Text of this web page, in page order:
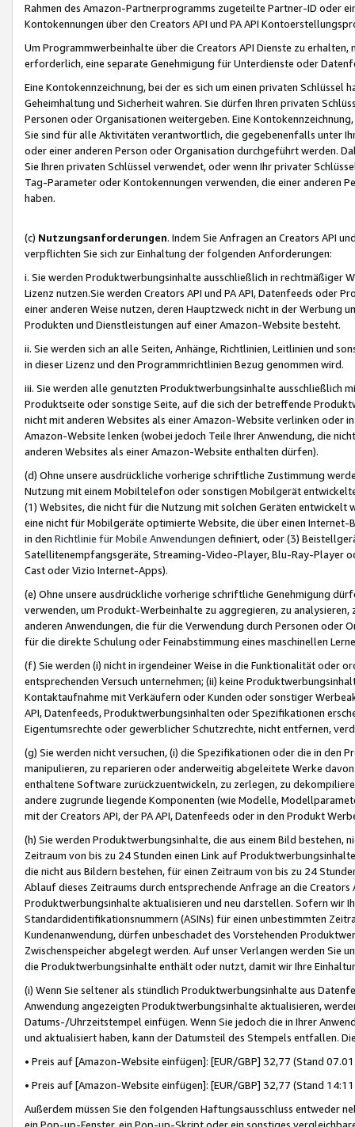
Rahmen des Amazon-Partnerprogramms zugeteilte Partner-ID oder
Kontokennungen über den Creators API und PA API
Um Programmwerbeinhalte über die Creators API Dienste zu
erforderlich, eine separate Genehmigung für Unterdienste oder
Eine Kontokennzeichnung, bei der es sich um einen privaten
Geheimhaltung und Sicherheit wahren. Sie dürfen Ihren privaten
Personen oder Organisationen weitergeben. Eine
Sie sind für alle Aktivitäten verantwortlich, die gegebenenfalls unter
oder einer anderen Person oder Organisation durchgeführt werden.
Sie Ihren privaten Schlüssel verwendet, oder wenn Ihr privater
Tag-Parameter oder Kontokennungen verwenden, die einer anderen
haben.
(c) Nutzungsanforderungen. Indem Sie Anfragen an Creators API
verpflichten Sie sich zur Einhaltung der folgenden Anforderungen:
i. Sie werden Produktwerbungsinhalte ausschließlich in rechtmäßiger
Lizenz nutzen.Sie werden Creators API und PA API, Datenfeeds oder
einer anderen Weise nutzen, deren Hauptzweck nicht in der Werbung
Produkten und Dienstleistungen auf einer Amazon-Website besteht.
ii. Sie werden sich an alle Seiten, Anhänge, Richtlinien, Leitlinien und
in dieser Lizenz und den Programmrichtlinien Bezug genommen wird.
iii. Sie werden alle genutzten Produktwerbungsinhalte ausschließlich
Produktseite oder sonstige Seite, auf die sich der betreffende
nicht mit anderen Websites als einer Amazon-Website verlinken oder
Amazon-Website lenken (wobei jedoch Teile Ihrer Anwendung, die
anderen Websites als einer Amazon-Website enthalten dürfen).
(d) Ohne unsere ausdrückliche vorherige schriftliche Zustimmung
Nutzung mit einem Mobiltelefon oder sonstigen Mobilgerät
(1) Websites, die nicht für die Nutzung mit solchen Geräten
eine nicht für Mobilgeräte optimierte Website, die über einen
in den Richtlinie für Mobile Anwendungen definiert, oder (3)
Satellitenempfangsgeräte, Streaming-Video-Player, Blu-Ray-Player
Cast oder Vizio Internet-Apps).
(e) Ohne unsere ausdrückliche vorherige schriftliche Genehmigung
verwenden, um Produkt-Werbeinhalte zu aggregieren, zu
anderen Anwendungen, die für die Verwendung durch Personen
für die direkte Schulung oder Feinabstimmung eines maschinellen
(f) Sie werden (i) nicht in irgendeiner Weise in die Funktionalität oder
entsprechenden Versuch unternehmen; (ii) keine
Kontaktaufnahme mit Verkäufern oder Kunden oder sonstiger
API, Datenfeeds, Produktwerbungsinhalten oder Spezifikationen
Eigentumsrechte oder gewerblicher Schutzrechte, nicht entfernen,
(g) Sie werden nicht versuchen, (i) die Spezifikationen oder die in
manipulieren, zu reparieren oder anderweitig abgeleitete Werke
enthaltene Software zurückzuentwickeln, zu zerlegen, zu
andere zugrunde liegende Komponenten (wie Modelle,
mit der Creators API, der PA API, Datenfeeds oder in den Produkt
(h) Sie werden Produktwerbungsinhalte, die aus einem Bild bestehen,
Zeitraum von bis zu 24 Stunden einen Link auf
die nicht aus Bildern bestehen, für einen Zeitraum von bis zu 24
Ablauf dieses Zeitraums durch entsprechende Anfrage an die
Produktwerbungsinhalte aktualisieren und neu darstellen. Sofern wir
Standardidentifikationsnummern (ASINs) für einen unbestimmten
Kundenanwendung, dürfen unbeschadet des Vorstehenden
Zwischenspeicher abgelegt werden. Auf unser Verlangen werden Sie
die Produktwerbungsinhalte enthält oder nutzt, damit wir Ihre
(i) Wenn Sie seltener als stündlich Produktwerbungsinhalte aus
Anwendung angezeigten Produktwerbungsinhalte aktualisieren,
Datums-/Uhrzeitstempel einfügen. Wenn Sie jedoch die in Ihrer
und aktualisiert haben, kann der Datumsteil des Stempels entfallen.
• Preis auf [Amazon-Website einfügen]: [EUR/GBP] 32,77 (Stand
• Preis auf [Amazon-Website einfügen]: [EUR/GBP] 32,77 (Stand
Außerdem müssen Sie den folgenden Haftungsausschluss entweder
ein Pop-up-Fenster, ein Pop-up-Skript oder ein sonstiges